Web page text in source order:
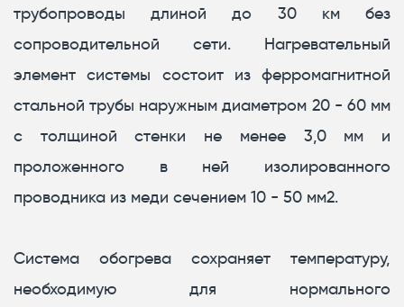
трубопроводы длиной до 30 км без
сопроводительной сети. Нагревательный
элемент системы состоит из ферромагнитной
стальной трубы наружным диаметром 20 - 60 мм
с толщиной стенки не менее 3,0 мм и
проложенного в ней изолированного
проводника из меди сечением 10 - 50 мм2.
Система обогрева сохраняет температуру,
необходимую для нормального